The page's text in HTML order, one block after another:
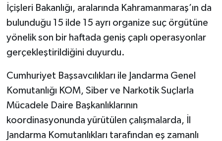
İçişleri Bakanlığı, aralarında Kahramanmaraş’ın da
bulunduğu 15 ilde 15 ayrı organize suç örgütüne
yönelik son bir haftada geniş çaplı operasyonlar
gerçekleştirildiğini duyurdu.
Cumhuriyet Başsavcılıkları ile Jandarma Genel
Komutanlığı KOM, Siber ve Narkotik Suçlarla
Mücadele Daire Başkanlıklarının
koordinasyonunda yürütülen çalışmalarda, İl
Jandarma Komutanlıkları tarafından eş zamanlı
KADIN-AİLE
MEDYA
SEÇİM 2011
ÜÇÜNCÜ SAYFA